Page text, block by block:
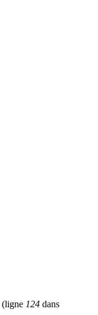
(ligne 124 dans